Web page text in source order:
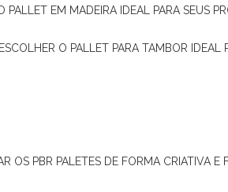
PALLET EM MADEIRA IDEAL PARA SEUS
ESCOLHER O PALLET PARA TAMBOR IDEAL
OS PBR PALETES DE FORMA CRIATIVA E